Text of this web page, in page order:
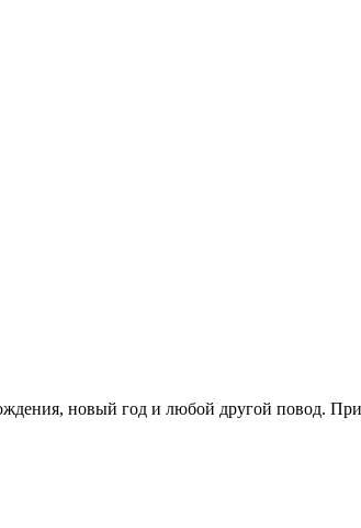
новый год и любой другой повод. При